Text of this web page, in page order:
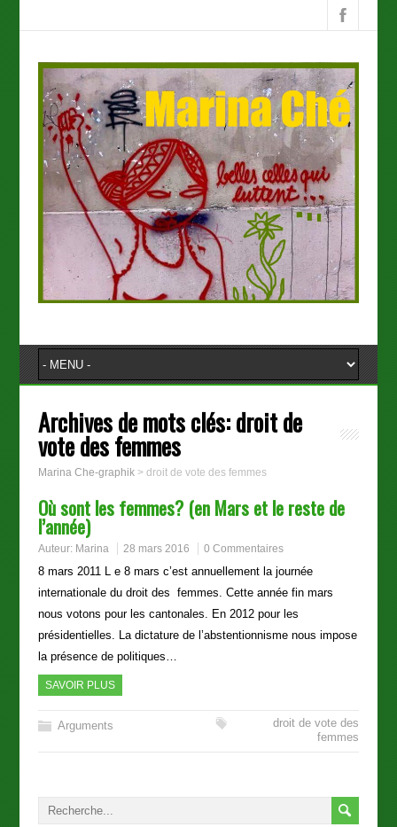
Archives de mots clés:droit de
vote des femmes
Marina Che-graphik> droit de vote des femmes
Où sont les femmes? (en Mars et le reste de
l’année)
Auteur: Marina 28 mars 2016 0 Commentaires
8 mars 2011 L e 8 mars c’est annuellement la journée
internationale du droit des femmes. Cette année fin mars
nous votons pour les cantonales. En 2012 pour les
présidentielles. La dictature de l’abstentionnisme nous impose
la présence de politiques…
SAVOIR PLUS
Arguments
droit de vote des
femmes